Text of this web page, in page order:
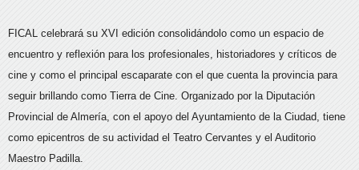
FICAL celebrará su XVI edición consolidándolo como un espacio de
encuentro y reflexión para los profesionales, historiadores y críticos de
cine y como el principal escaparate con el que cuenta la provincia para
seguir brillando como Tierra de Cine. Organizado por la Diputación
Provincial de Almería, con el apoyo del Ayuntamiento de la Ciudad, tiene
como epicentros de su actividad el Teatro Cervantes y el Auditorio
Maestro Padilla.